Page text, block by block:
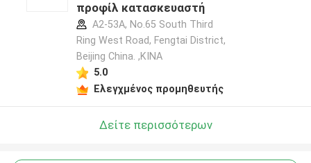
προφίλ κατασκευαστή
A2-53A, No.65 South Third
Ring West Road, Fengtai District,
Beijing China. ,ΚΙΝΑ
5.0
Ελεγχμένος προμηθευτής
Δείτε περισσότερων